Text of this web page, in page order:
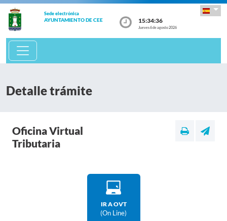
Sede electrónica
AYUNTAMIENTO DE CEE 15:34:36
Jueves 6 de agosto 2026
Detalle trámite
Oficina Virtual
Tributaria
IR A OVT
(on Line)